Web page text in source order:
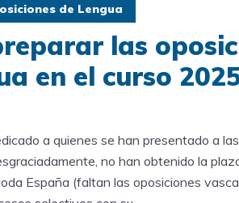
de Lengua
las
en el curso
a quienes se han presentado a
no han obtenido la
España (faltan las oposiciones